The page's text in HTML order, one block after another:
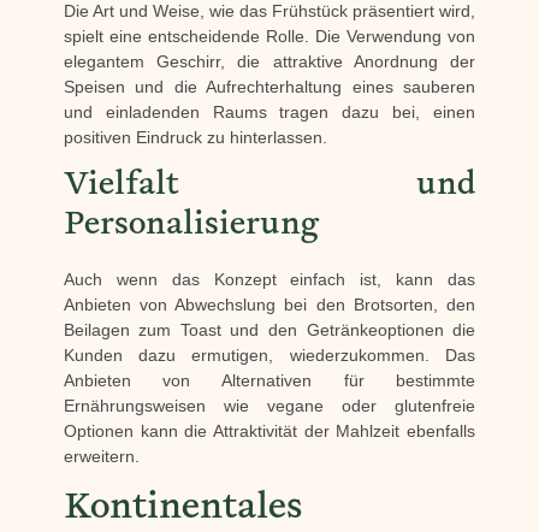
Die Art und Weise, wie das Frühstück präsentiert wird,
spielt eine entscheidende Rolle. Die Verwendung von
elegantem Geschirr, die attraktive Anordnung der
Speisen und die Aufrechterhaltung eines sauberen
und einladenden Raums tragen dazu bei, einen
positiven Eindruck zu hinterlassen.
Vielfalt und
Personalisierung
Auch wenn das Konzept einfach ist, kann das
Anbieten von Abwechslung bei den Brotsorten, den
Beilagen zum Toast und den Getränkeoptionen die
Kunden dazu ermutigen, wiederzukommen. Das
Anbieten von Alternativen für bestimmte
Ernährungsweisen wie vegane oder glutenfreie
Optionen kann die Attraktivität der Mahlzeit ebenfalls
erweitern.
Kontinentales